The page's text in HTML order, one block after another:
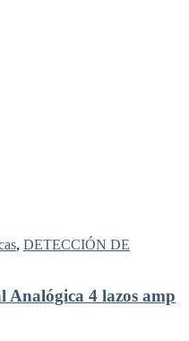
, DETECCIÓN DE
4 lazos amp